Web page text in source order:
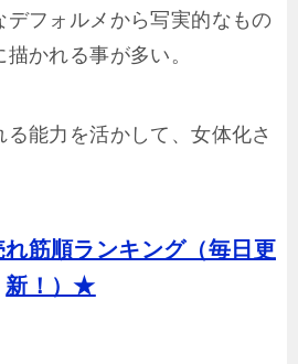
フォルメから写実的なもの
かれる事が多い。
能力を活かして、女体化さ
筋順ランキング（毎日更
新！）★